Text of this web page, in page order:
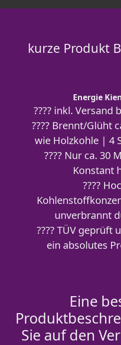
kurze Produkt
Energie
???? inkl. Versand
???? Brennt/Glüht
wie Holzkohle | 4
???? Nur ca. 30
Konstant
????
unverbrannt
???? TÜV geprüft
ein absolutes
Eine
Sie auf den